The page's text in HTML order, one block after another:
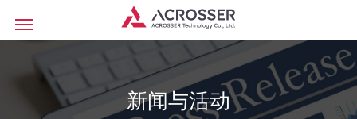
新闻与活动